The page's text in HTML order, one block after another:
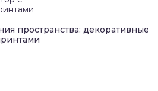
пространства: декоративные